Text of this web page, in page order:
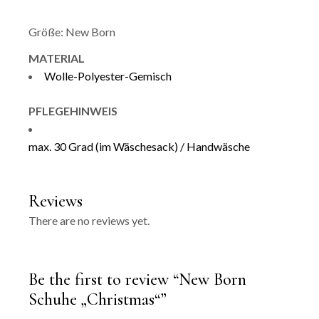
Größe: New Born
MATERIAL
Wolle-Polyester-Gemisch
PFLEGEHINWEIS
max. 30 Grad (im Wäschesack) / Handwäsche
Reviews
There are no reviews yet.
Be the first to review “New Born
Schuhe „Christmas“”